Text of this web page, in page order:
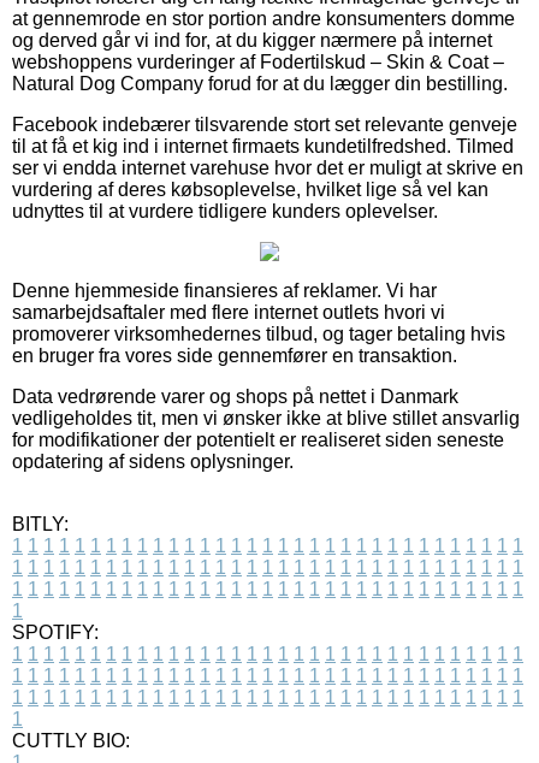
at gennemrode en stor portion andre konsumenters domme
og derved går vi ind for, at du kigger nærmere på internet
webshoppens vurderinger af Fodertilskud – Skin & Coat –
Natural Dog Company forud for at du lægger din bestilling.
Facebook indebærer tilsvarende stort set relevante genveje
til at få et kig ind i internet firmaets kundetilfredshed. Tilmed
ser vi endda internet varehuse hvor det er muligt at skrive en
vurdering af deres købsoplevelse, hvilket lige så vel kan
udnyttes til at vurdere tidligere kunders oplevelser.
Denne hjemmeside finansieres af reklamer. Vi har
samarbejdsaftaler med flere internet outlets hvori vi
promoverer virksomhedernes tilbud, og tager betaling hvis
en bruger fra vores side gennemfører en transaktion.
Data vedrørende varer og shops på nettet i Danmark
vedligeholdes tit, men vi ønsker ikke at blive stillet ansvarlig
for modifikationer der potentielt er realiseret siden seneste
opdatering af sidens oplysninger.
BITLY:
1 1 1 1 1 1 1 1 1 1 1 1 1 1 1 1 1 1 1 1 1 1 1 1 1 1 1 1 1 1 1 1 1
1 1 1 1 1 1 1 1 1 1 1 1 1 1 1 1 1 1 1 1 1 1 1 1 1 1 1 1 1 1 1 1 1
1 1 1 1 1 1 1 1 1 1 1 1 1 1 1 1 1 1 1 1 1 1 1 1 1 1 1 1 1 1 1 1 1
1
SPOTIFY:
1 1 1 1 1 1 1 1 1 1 1 1 1 1 1 1 1 1 1 1 1 1 1 1 1 1 1 1 1 1 1 1 1
1 1 1 1 1 1 1 1 1 1 1 1 1 1 1 1 1 1 1 1 1 1 1 1 1 1 1 1 1 1 1 1 1
1 1 1 1 1 1 1 1 1 1 1 1 1 1 1 1 1 1 1 1 1 1 1 1 1 1 1 1 1 1 1 1 1
1
CUTTLY BIO: